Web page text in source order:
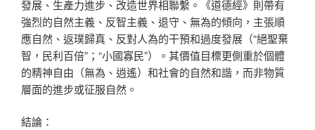
發展、生產力進步、改造世界相聯繫。《道德經》則帶有
強烈的自然主義、反智主義、退守、無為的傾向，主張順
應自然、返璞歸真、反對人為的干預和過度發展（“絕聖棄
智，民利百倍”；“小國寡民”）。其價值目標更側重於個體
的精神自由（無為、逍遙）和社會的自然和諧，而非物質
層面的進步或征服自然。
結論：